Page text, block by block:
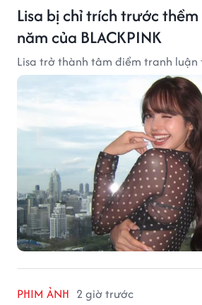
Lisa bị chỉ trích trước
năm của BLACKPINK
Lisa trở thành tâm điểm tranh luận
PHIM ẢNH 2 giờ trước